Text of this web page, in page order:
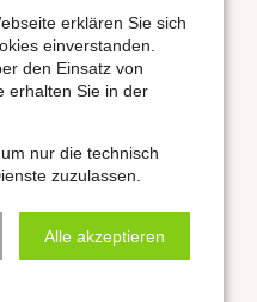
haben freien Eintritt
10 €
Pianist und Dirigent, der
seine Vielseitigkeit
erklären Sie sich
einverstanden.
den Einsatz von
erhalten Sie in der
nur die technisch
zuzulassen.
Alle akzeptieren